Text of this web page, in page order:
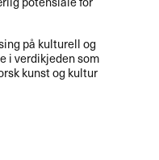
på kulturell og
i verdikjeden som
kunst og kultur